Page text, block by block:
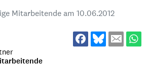
Mitarbeitende am 10.06.2012